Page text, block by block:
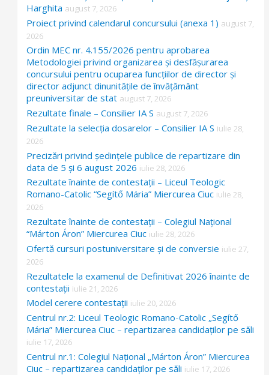
f
o
r
:
Harghita august 7, 2026
Proiect privind calendarul concursului (anexa 1) august 7,
2026
Ordin MEC nr. 4.155/2026 pentru aprobarea
Metodologiei privind organizarea și desfășurarea
concursului pentru ocuparea funcțiilor de director și
director adjunct dinunitățile de învățământ
preuniversitar de stat august 7, 2026
Rezultate finale – Consilier IA S august 7, 2026
Rezultate la selecția dosarelor – Consilier IA S iulie 28,
2026
Precizări privind ședințele publice de repartizare din
data de 5 și 6 august 2026 iulie 28, 2026
Rezultate înainte de contestații – Liceul Teologic
Romano-Catolic “Segítő Mária” Miercurea Ciuc iulie 28,
2026
Rezultate înainte de contestații – Colegiul Național
“Márton Áron” Miercurea Ciuc iulie 28, 2026
Ofertă cursuri postuniversitare și de conversie iulie 27,
2026
Rezultatele la examenul de Definitivat 2026 înainte de
contestații iulie 21, 2026
Model cerere contestații iulie 20, 2026
Centrul nr.2: Liceul Teologic Romano-Catolic „Segítő
Mária” Miercurea Ciuc – repartizarea candidaților pe săli
iulie 17, 2026
Centrul nr.1: Colegiul Național „Márton Áron” Miercurea
Ciuc – repartizarea candidaților pe săli iulie 17, 2026